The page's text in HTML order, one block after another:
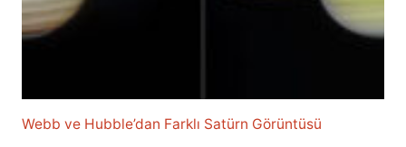
Webb ve Hubble’dan Farklı Satürn Görüntüsü